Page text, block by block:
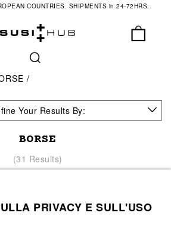
COUNTRIES. SHIPMENTS in 24-72HRS.
Your Results By:
BORSE
(31 Results)
PRIVACY E SULL'USO